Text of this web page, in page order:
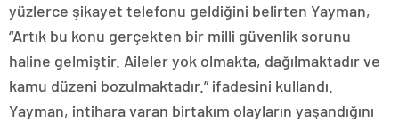
yüzlerce şikayet telefonu geldiğini belirten Yayman,
“Artık bu konu gerçekten bir milli güvenlik sorunu
haline gelmiştir. Aileler yok olmakta, dağılmaktadır ve
kamu düzeni bozulmaktadır.” ifadesini kullandı.
Yayman, intihara varan birtakım olayların yaşandığını